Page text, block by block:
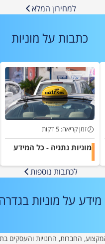
למחירון המלא
כתבות על מוניות
זמן קריאה: 5 דקות
מוניות נתניה - כל המידע
לכתבות נוספות
מידע על מוניות בגדרה
החברות, החנויות והעסקים